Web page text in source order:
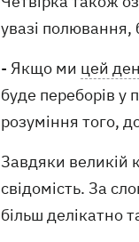
увазі полювання,
- Якщо ми цей
буде переборів у
розуміння того,
Завдяки великій
свідомість. За
більш делікатно